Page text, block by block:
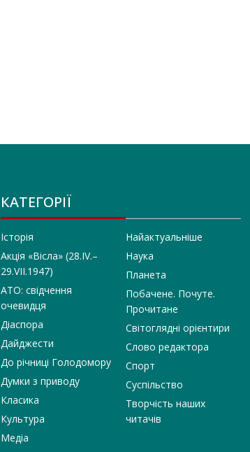
КАТЕГОРІЇ
Історія
Акція «Вісла» (28.IV.–
29.VII.1947)
АТО: свідчення
очевидця
Діаспора
Дайджести
До річниці Голодомору
Думки з приводу
Класика
Культура
Медіа
Найактуальніше
Наука
Планета
Побачене. Почуте.
Прочитане
Світоглядні орієнтири
Слово редактора
Спорт
Суспільство
Творчість наших
читачів